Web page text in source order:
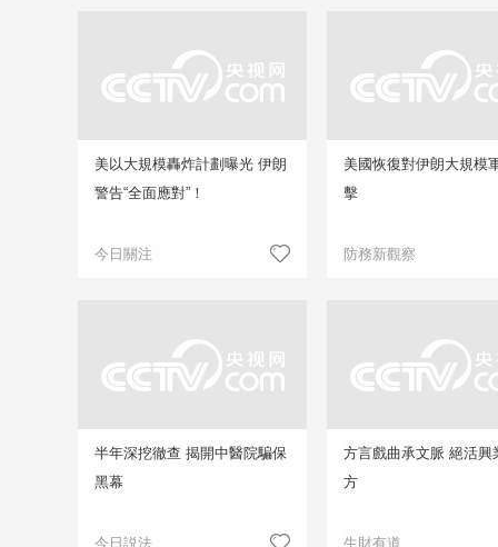
美以大規模轟炸計劃曝光 伊朗
警告“全面應對”！
今日關注
美國恢復對伊朗大規模
擊
防務新觀察
半年深挖徹查 揭開中醫院騙保
黑幕
今日説法
方言戲曲承文脈 絕活興
方
生財有道